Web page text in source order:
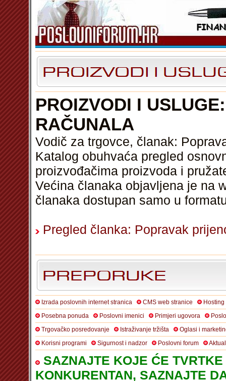
PROIZVODI I
RAČUNALA
Vodič za trgovce, članak:
Katalog obuhvaća pregled
proizvođačima proizvoda i
Većina članaka objavljena je na
članaka dostupan samo u
Pregled članka: Popravak
Izrada poslovnih internet stranica CMS web stranice
Posebna ponuda
Poslovni imenici Primjeri ugovora
Trgovačko posredovanje
Istraživanje tržišta
Oglasi i
Korisni programi
Sigurnost i nadzor Poslovni forum
SAZNAJTE KOJE ĆE
KONKURENTAN, SAZNAJTE